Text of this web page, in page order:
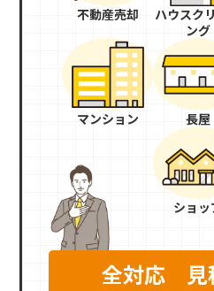
不動産売却
ハウスク
ング
マンション 長屋
ショッ
全対応 見